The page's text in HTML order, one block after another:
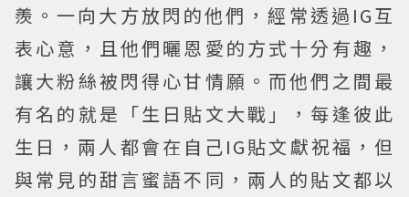
羨。一向大方放閃的他們，經常透過IG互
表心意，且他們曬恩愛的方式十分有趣，
讓大粉絲被閃得心甘情願。而他們之間最
有名的就是「生日貼文大戰」，每逢彼此
生日，兩人都會在自己IG貼文獻祝福，但
與常見的甜言蜜語不同，兩人的貼文都以